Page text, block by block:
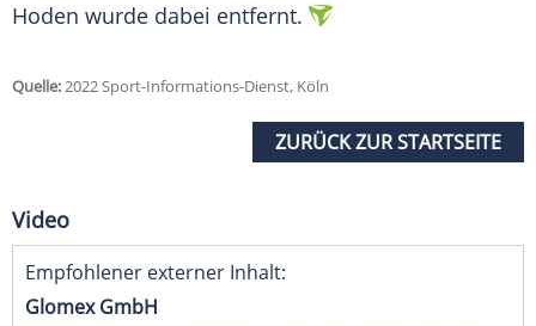
Hoden wurde dabei entfernt.
Quelle:2022 Sport-Informations-Dienst, Köln
ZURÜCK ZUR STARTSEITE
Video
Empfohlener externer Inhalt:
Glomex GmbH